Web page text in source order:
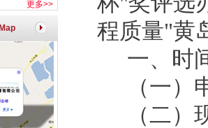
更多>>
程质量"黄
一、时
（一）
（二）